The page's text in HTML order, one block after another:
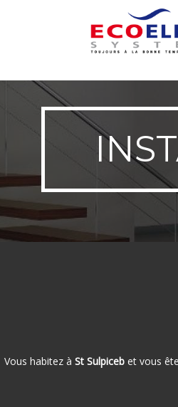
Vous habitez à St Sulpiceb et vous